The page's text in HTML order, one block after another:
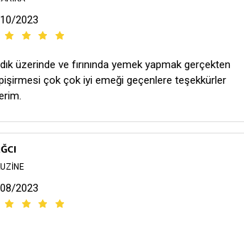
2023
üzerinde ve fırınında yemek yapmak gerçekten
çok çok iyi emeği geçenlere teşekkürler
2023